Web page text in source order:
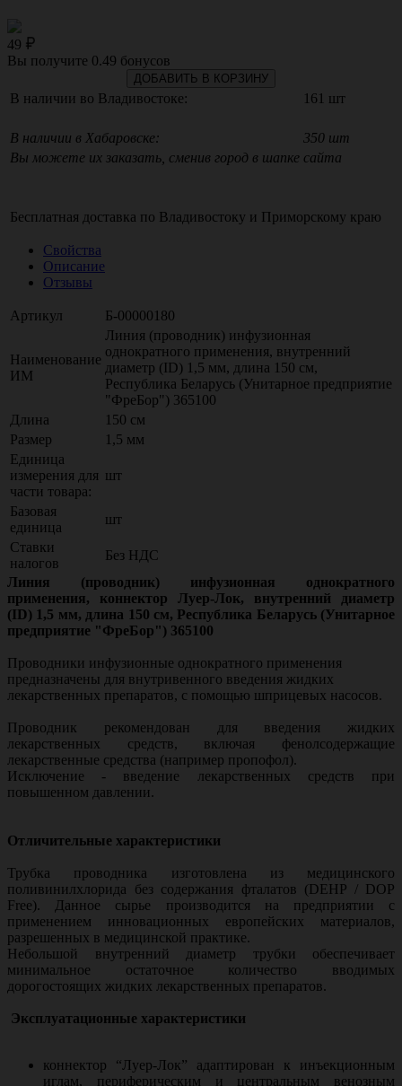
49
Вы получите 0.49 бонусов
ДОБАВИТЬ В КОРЗИНУ
В наличии во Владивостоке: 161 шт
В наличии в Хабаровске:
350 шт
Вы можете их заказать, сменив город в шапке сайта
Бесплатная доставка по Владивостоку и Приморскому краю
Свойства
Описание
Отзывы
Артикул Б-00000180
Наименование
ИМ
Линия (проводник) инфузионная
однократного применения, внутренний
диаметр (ID) 1,5 мм, длина 150 см,
Республика Беларусь (Унитарное предприятие
"ФреБор") 365100
Длина
150 см
Размер
1,5 мм
Единица
измерения для
части товара:
шт
Базовая
единица
шт
Ставки
налогов
Без НДС
Линия (проводник) инфузионная однократного
применения, коннектор Луер-Лок, внутренний диаметр
(ID) 1,5 мм, длина 150 см, Республика Беларусь (Унитарное
предприятие "ФреБор") 365100
Проводники инфузионные однократного применения
предназначены для внутривенного введения жидких
лекарственных препаратов, с помощью шприцевых насосов.
Проводник рекомендован для введения жидких
лекарственных средств, включая фенолсодержащие
лекарственные средства (например пропофол).
Исключение - введение лекарственных средств при
повышенном давлении.
Отличительные характеристики
Трубка проводника изготовлена из медицинского
поливинилхлорида без содержания фталатов (DEHP / DOP
Free). Данное сырье производится на предприятии с
применением инновационных европейских материалов,
разрешенных в медицинской практике.
Небольшой внутренний диаметр трубки обеспечивает
минимальное остаточное количество вводимых
дорогостоящих жидких лекарственных препаратов.
Эксплуатационные характеристики
коннектор “Луер-Лок” адаптирован к инъекционным
иглам, периферическим и центральным венозным